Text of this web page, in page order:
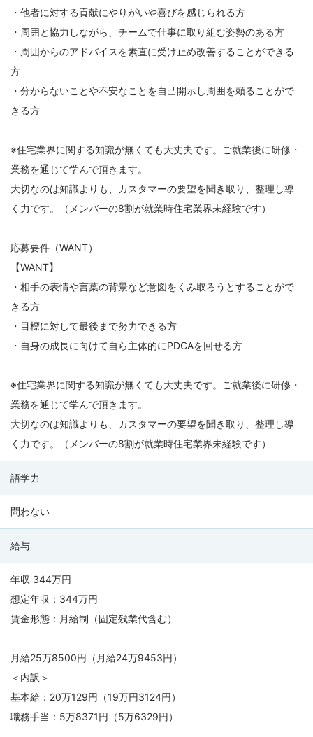
・他者に対する貢献にやりがいや喜びを感じられる方
・周囲と協力しながら、チームで仕事に取り組む姿勢のある方
・周囲からのアドバイスを素直に受け止め改善することができる
方
・分からないことや不安なことを自己開示し周囲を頼ることがで
きる方
※住宅業界に関する知識が無くても大丈夫です。ご就業後に研修・
業務を通じて学んで頂きます。
大切なのは知識よりも、カスタマーの要望を聞き取り、整理し導
く力です。（メンバーの8割が就業時住宅業界未経験です）
応募要件（WANT）
【WANT】
・相手の表情や言葉の背景など意図をくみ取ろうとすることがで
きる方
・目標に対して最後まで努力できる方
・自身の成長に向けて自ら主体的にPDCAを回せる方
※住宅業界に関する知識が無くても大丈夫です。ご就業後に研修・
業務を通じて学んで頂きます。
大切なのは知識よりも、カスタマーの要望を聞き取り、整理し導
く力です。（メンバーの8割が就業時住宅業界未経験です）
語学力
問わない
給与
年収 344万円
想定年収：344万円
賃金形態：月給制（固定残業代含む）
月給25万8500円（月給24万9453円）
＜内訳＞
基本給：20万129円（19万円3124円）
職務手当：5万8371円（5万6329円）